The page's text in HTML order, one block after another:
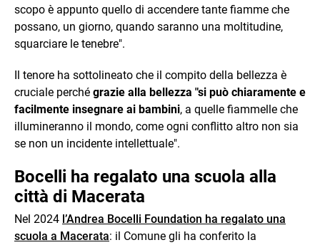
scopo è appunto quello di accendere tante fiamme che
possano, un giorno, quando saranno una moltitudine,
squarciare le tenebre".
Il tenore ha sottolineato che il compito della bellezza è
cruciale perché grazie alla bellezza "si può chiaramente e
facilmente insegnare ai bambini, a quelle fiammelle che
illumineranno il mondo, come ogni conflitto altro non sia
se non un incidente intellettuale".
Bocelli ha regalato una scuola alla
città di Macerata
Nel 2024 l’Andrea Bocelli Foundation ha regalato una
scuola a Macerata: il Comune gli ha conferito la